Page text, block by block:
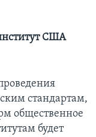
США
стандартам,
общественное
будет